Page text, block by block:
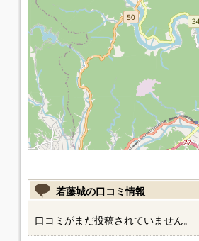
若藤城の口コミ情報
口コミがまだ投稿されていません。